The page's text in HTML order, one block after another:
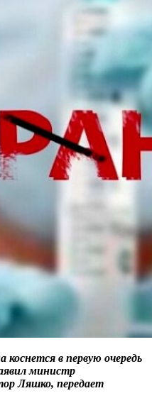
в первую очередь
министр
Ляшко, передает